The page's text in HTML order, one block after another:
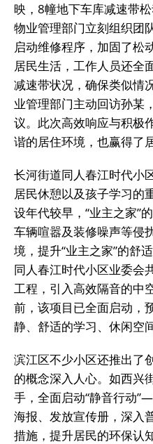
映，8幢地下车库减速带
物业管理部门立刻组织团
启动维修程序，加固了松
居民生活，工作人员还全
减速带状况，确保类似情
业管理部门主动回访孙某
议。此次高效响应与积极
谐的居住环境，也赢得了
长河街道同人春江时代小
居民休憩以及孩子学习的
设年代较早，“业主之家”
车辆喧嚣及装修噪声等侵
境，提升“业主之家”的舒
同人春江时代小区业委会
工程，引入高效隔音的中
前，该项目已全面启动，
静、舒适的学习、休闲空间
滨江区不少小区还推出了
的概念深入人心。如西兴
手，全面启动“静音行动
海报、发放宣传册，深入
措施，提升居民的环保认